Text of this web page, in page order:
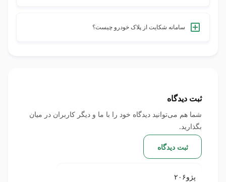
خودرویتان را بگیرید.
سامانه شکایت از پلاک خودرو چیست؟
ثبت دیدگاه
شما هم می‌توانید دیدگاه خود را با ما و دیگر کاربران در میان
بگذارید.
ثبت دیدگاه
پژو۲۰۶